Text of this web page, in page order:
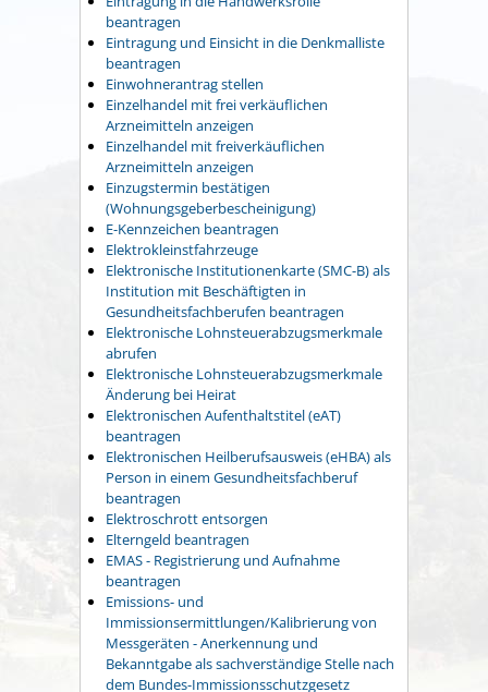
beantragen
Eintragung und Einsicht in die Denkmalliste
beantragen
Einwohnerantrag stellen
Einzelhandel mit frei verkäuflichen
Arzneimitteln anzeigen
Einzelhandel mit freiverkäuflichen
Arzneimitteln anzeigen
Einzugstermin bestätigen
(Wohnungsgeberbescheinigung)
E-Kennzeichen beantragen
Elektrokleinstfahrzeuge
Elektronische Institutionenkarte (SMC-B) als
Institution mit Beschäftigten in
Gesundheitsfachberufen beantragen
Elektronische Lohnsteuerabzugsmerkmale
abrufen
Elektronische Lohnsteuerabzugsmerkmale
Änderung bei Heirat
Elektronischen Aufenthaltstitel (eAT)
beantragen
Elektronischen Heilberufsausweis (eHBA) als
Person in einem Gesundheitsfachberuf
beantragen
Elektroschrott entsorgen
Elterngeld beantragen
EMAS - Registrierung und Aufnahme
beantragen
Emissions- und
Immissionsermittlungen/Kalibrierung von
Messgeräten - Anerkennung und
Bekanntgabe als sachverständige Stelle nach
dem Bundes-Immissionsschutzgesetz